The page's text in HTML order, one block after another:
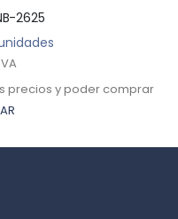
2625
precios y poder comprar